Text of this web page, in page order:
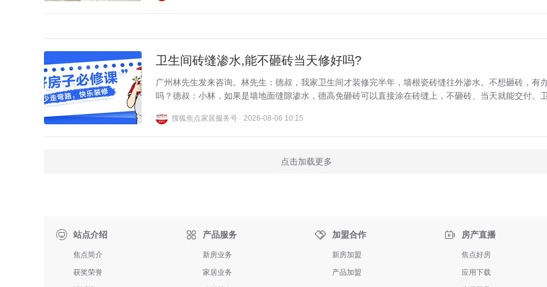
卫生间砖缝渗水,能不砸砖当天修好吗?
广州林先生发来咨询。林先生：德叔，我家卫生间才装修完半年，墙根瓷砖缝往外渗水。不想砸砖，有
吗？德叔：小林，如果是墙地面缝隙渗水，德高免砸砖可以直接涂在砖缝上，不砸砖、当天就能交付。卫
搜狐焦点家居服务号 2026-08-06 10:15
点击加载更多
站点介绍
焦点简介
获奖荣誉
 产品服务
新房业务
家居业务
 加盟合作
新房加盟
产品加盟
 房产直播
焦点好房
应用下载